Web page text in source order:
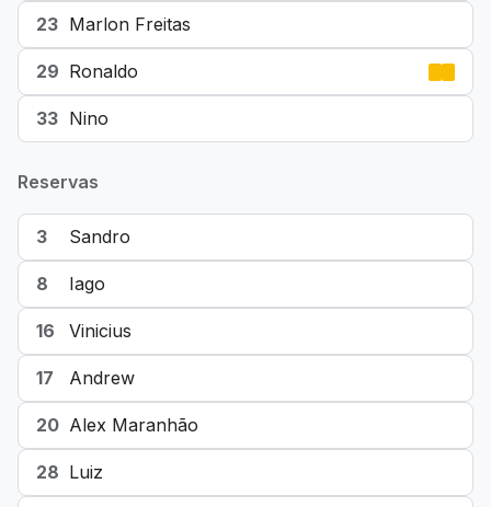
23 Marlon Freitas
29 Ronaldo
33 Nino
Reservas
3 Sandro
8 Iago
16 Vinicius
17 Andrew
20 Alex Maranhão
28 Luiz